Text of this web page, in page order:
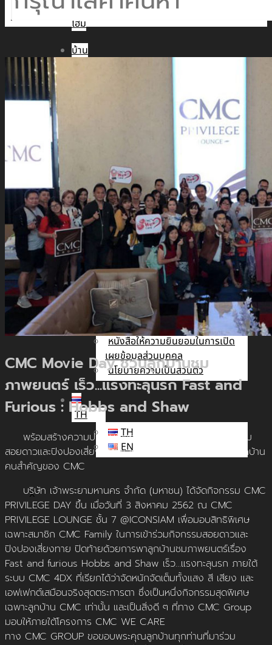
ทาวน์
โฮม
บ้าน
CMC WE TALK
CMC Sustainability
นัก
ลงทุน
สัมพันธ์
ติดต่อ
เรา
รับสมัคร The Adviser
แบบคำร้องขอใช้สิทธิของเจ้าของ
ข้อมูลส่วนบุคคล
หนังสือให้ความยินยอมในการเปิด
เผยข้อมูลส่วนบุคคล
นโยบายความเป็นส่วนตัว
TH
TH
EN
X
CMC Movie Day ชวนลูกบ้านชม
ภาพยนตร์ เร็ว...แรงทะลุนรก Fast and
Furious : Hobbs and Shaw
พร้อมสร้างความประทับใจให้กับลูกบ้านทุกท่านด้วยกิจกรรม
สอยดาวและปิงปองเสี่ยงทาย และมอบของรางวัลพิเศษให้กับลูกบ้าน
คนสำคัญของ CMC
บริษัท เจ้าพระยามหานคร จำกัด (มหาชน) ได้จัดกิจกรรม CMC
PRIVILEGE DAY ขึ้น เมื่อวันที่ 3 สิงหาคม 2562 ณ CMC
PRIVILEGE LOUNGE ชั้น 7 @ICONSIAM เพื่อมอบสิทธิพิเศษ
เฉพาะสมาชิก CMC Family ในการเข้าร่วมกิจกรรมสอยดาวและ
ปิงปองเสี่ยงทาย ปิดท้ายด้วยการพาลูกบ้านชมภาพยนตร์เรื่อง
Fast and furious Hobbs and Shaw เร็ว…แรงทะลุนรก ภายใต้
ระบบ CMC 4DX ที่เรียกได้ว่าจัดหนักจัดเต็มทั้งแสง สี เสียง และ
เอฟเฟกต์เสมือนจริงสุดตระการตา ซึ่งเป็นหนึ่งกิจกรรมสุดพิเศษ
เฉพาะลูกบ้าน CMC เท่านั้น และเป็นสิ่งดี ๆ ที่ทาง CMC Group
มอบให้ภายใต้โครงการ CMC WE CARE
ทาง CMC GROUP ขอขอบพระคุณลูกบ้านทุกท่านที่มาร่วม